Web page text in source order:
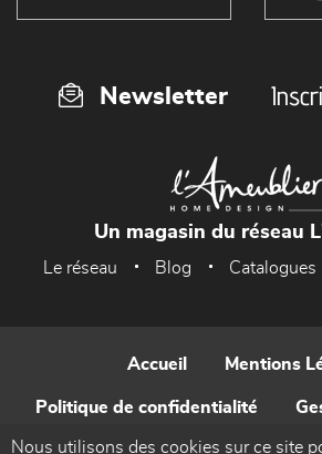
Newsletter
Un magasin du réseau
Le réseau Blog Catalogues
Accueil Mentions
Politique de confidentialité
Nous utilisons des cookies sur ce site